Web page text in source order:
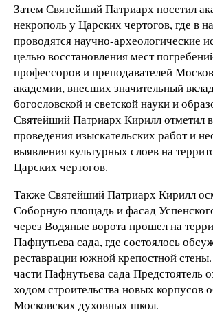
Затем Святейший Патриарх посетил
некрополь у Царских чертогов, где в
проводятся научно-археологические
целью восстановления мест
профессоров и преподавателей
академии, внесших значительный
богословской и светской науки и
Святейший Патриарх Кирилл отметил
проведения изыскательских работ и
выявления культурных слоев на
Царских чертогов.
Также Святейший Патриарх Кирилл
Соборную площадь и фасад
через Водяные ворота прошел на
Пафнутьева сада, где состоялось
реставрации южной крепостной
части Пафнутьева сада Предстоятель
ходом строительства новых корпусов
Московских духовных школ.